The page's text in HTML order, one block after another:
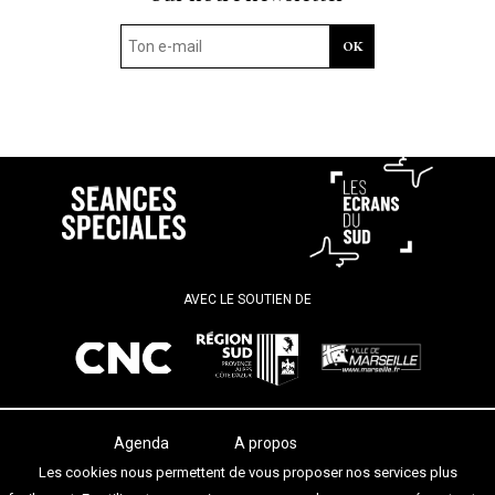
AVEC LE SOUTIEN DE
Agenda
Les salles
Les festivals
A propos
Termes et conditions
Les cookies nous permettent de vous proposer nos services plus